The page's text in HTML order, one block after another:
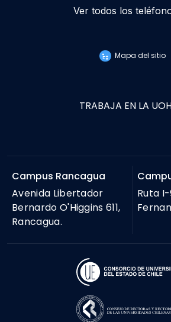
Ver todos los
Mapa del sitio
TRABAJA EN LA
Campus Rancagua
Avenida Libertador
Bernardo O'Higgins 611,
Rancagua.
Ruta I-